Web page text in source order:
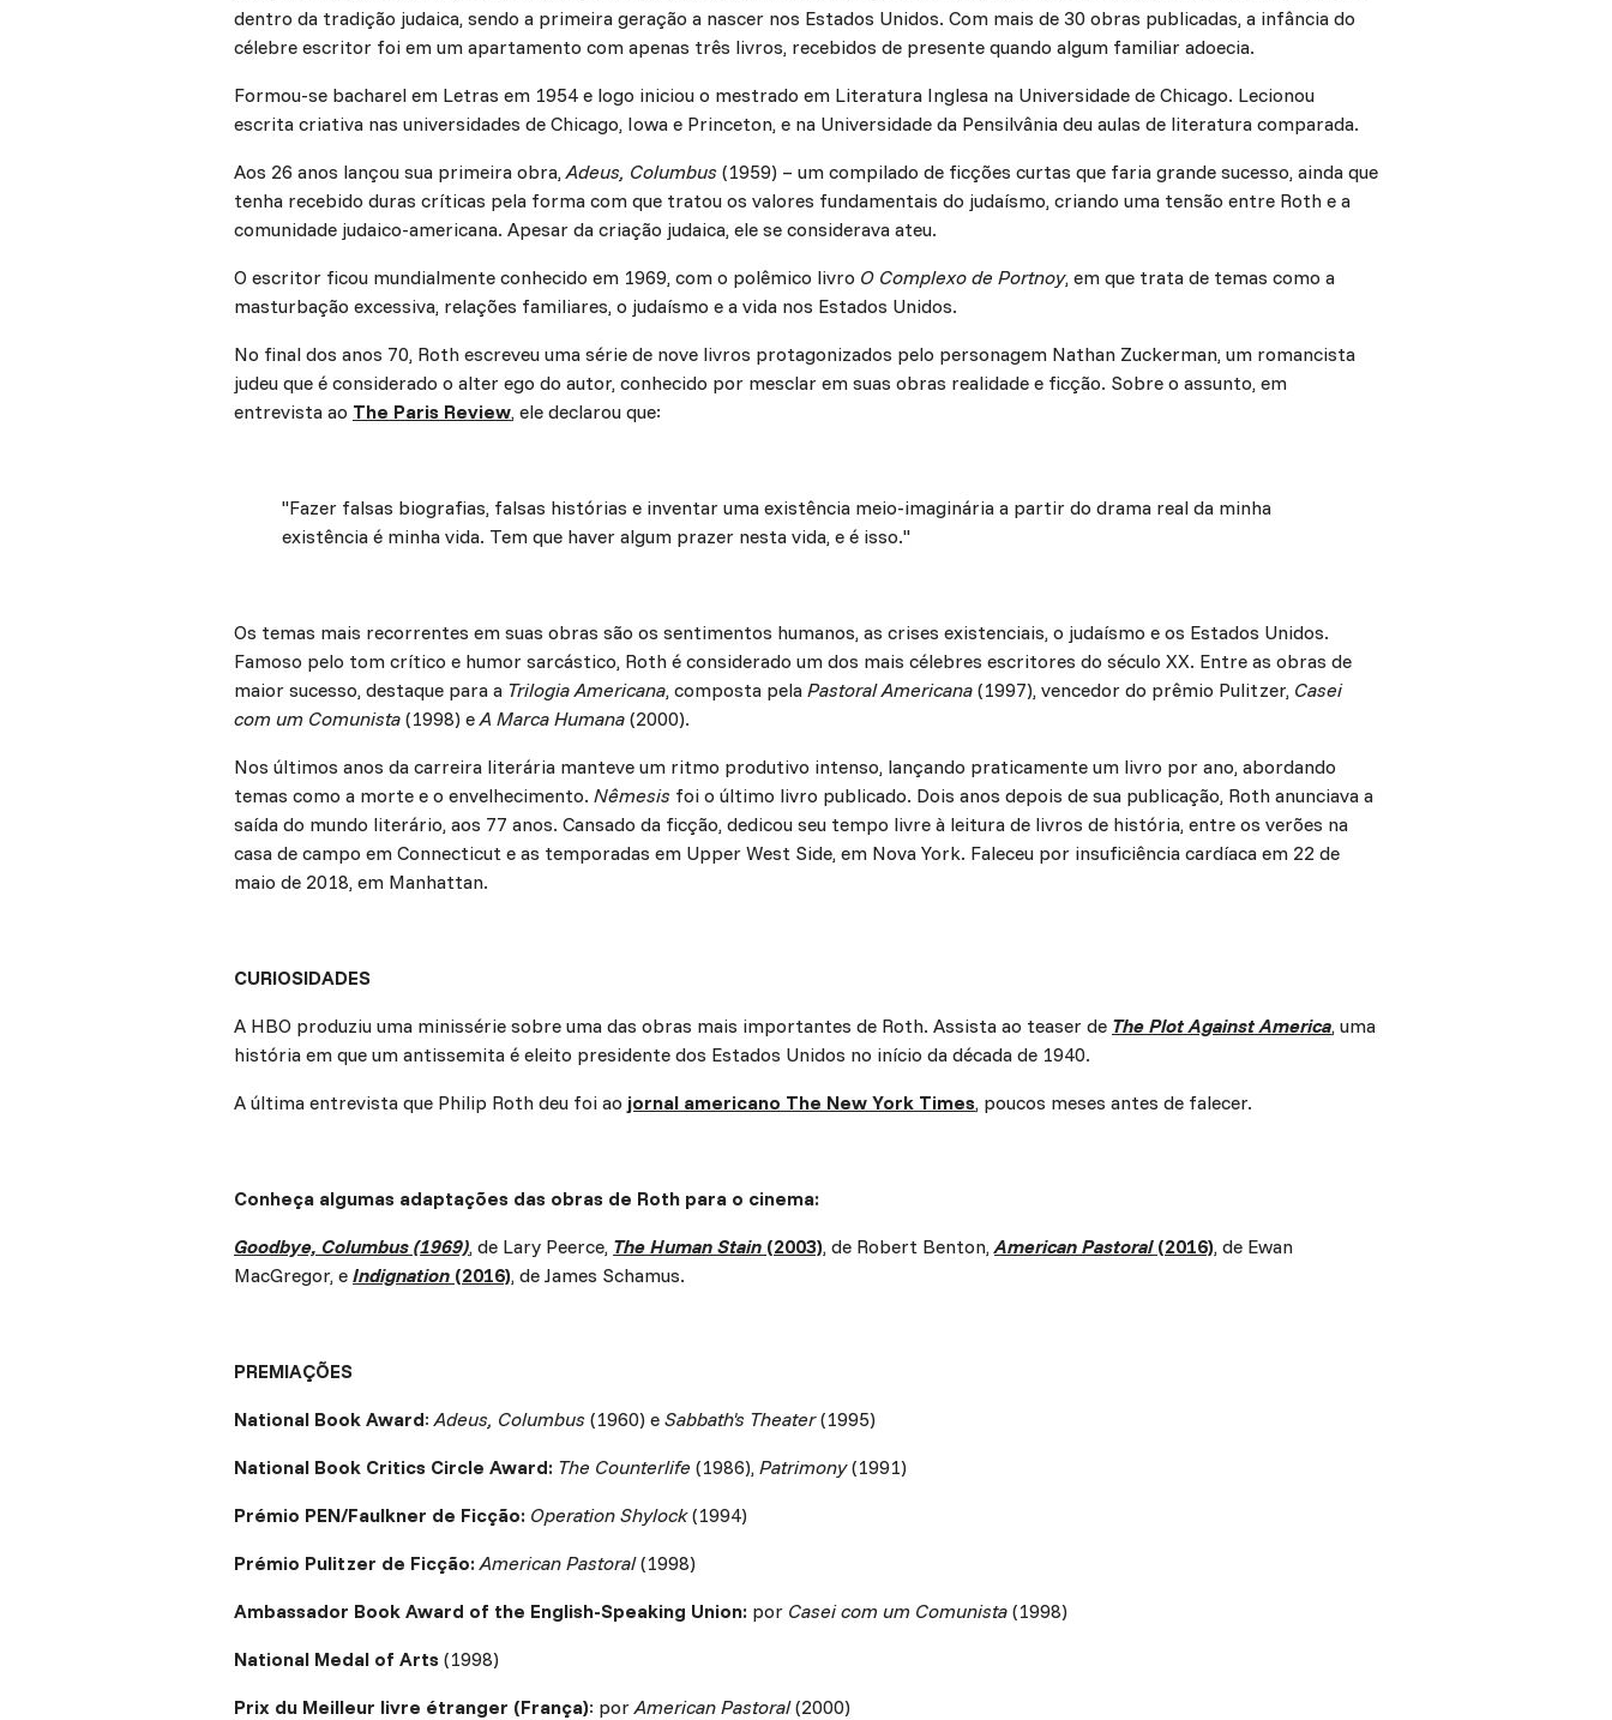
dentro da tradição judaica, sendo a primeira geração a nascer nos Estados Unidos. Com mais de 30 obras publicadas, a infância do
célebre escritor foi em um apartamento com apenas três livros, recebidos de presente quando algum familiar adoecia.
Formou-se bacharel em Letras em 1954 e logo iniciou o mestrado em Literatura Inglesa na Universidade de Chicago. Lecionou
escrita criativa nas universidades de Chicago, Iowa e Princeton, e na Universidade da Pensilvânia deu aulas de literatura comparada.
Aos 26 anos lançou sua primeira obra, Adeus, Columbus (1959) – um compilado de ficções curtas que faria grande sucesso, ainda que
tenha recebido duras críticas pela forma com que tratou os valores fundamentais do judaísmo, criando uma tensão entre Roth e a
comunidade judaico-americana. Apesar da criação judaica, ele se considerava ateu.
O escritor ficou mundialmente conhecido em 1969, com o polêmico livro O Complexo de Portnoy, em que trata de temas como a
masturbação excessiva, relações familiares, o judaísmo e a vida nos Estados Unidos.
No final dos anos 70, Roth escreveu uma série de nove livros protagonizados pelo personagem Nathan Zuckerman, um romancista
judeu que é considerado o alter ego do autor, conhecido por mesclar em suas obras realidade e ficção. Sobre o assunto, em
entrevista ao The Paris Review, ele declarou que:
"Fazer falsas biografias, falsas histórias e inventar uma existência meio-imaginária a partir do drama real da minha
existência é minha vida. Tem que haver algum prazer nesta vida, e é isso."
Os temas mais recorrentes em suas obras são os sentimentos humanos, as crises existenciais, o judaísmo e os Estados Unidos.
Famoso pelo tom crítico e humor sarcástico, Roth é considerado um dos mais célebres escritores do século XX. Entre as obras de
maior sucesso, destaque para a Trilogia Americana, composta pela Pastoral Americana (1997), vencedor do prêmio Pulitzer, Casei
com um Comunista (1998) e A Marca Humana (2000).
Nos últimos anos da carreira literária manteve um ritmo produtivo intenso, lançando praticamente um livro por ano, abordando
temas como a morte e o envelhecimento. Nêmesis foi o último livro publicado. Dois anos depois de sua publicação, Roth anunciava a
saída do mundo literário, aos 77 anos. Cansado da ficção, dedicou seu tempo livre à leitura de livros de história, entre os verões na
casa de campo em Connecticut e as temporadas em Upper West Side, em Nova York. Faleceu por insuficiência cardíaca em 22 de
maio de 2018, em Manhattan.
CURIOSIDADES
A HBO produziu uma minissérie sobre uma das obras mais importantes de Roth. Assista ao teaser de The Plot Against America, uma
história em que um antissemita é eleito presidente dos Estados Unidos no início da década de 1940.
A última entrevista que Philip Roth deu foi ao jornal americano The New York Times, poucos meses antes de falecer.
Conheça algumas adaptações das obras de Roth para o cinema:
Goodbye, Columbus (1969), de Lary Peerce, The Human Stain (2003), de Robert Benton, American Pastoral (2016), de Ewan
MacGregor, e Indignation (2016), de James Schamus.
PREMIAÇÕES
National Book Award: Adeus, Columbus (1960) e Sabbath's Theater(1995)
National Book Critics Circle Award: The Counterlife (1986), Patrimony(1991)
Prémio PEN/Faulkner de Ficção: Operation Shylock(1994)
Prémio Pulitzer de Ficção: American Pastoral(1998)
Ambassador Book Award of the English-Speaking Union: por Casei com um Comunista (1998)
National Medal of Arts (1998)
Prix du Meilleur livre étranger (França): por American Pastoral(2000)